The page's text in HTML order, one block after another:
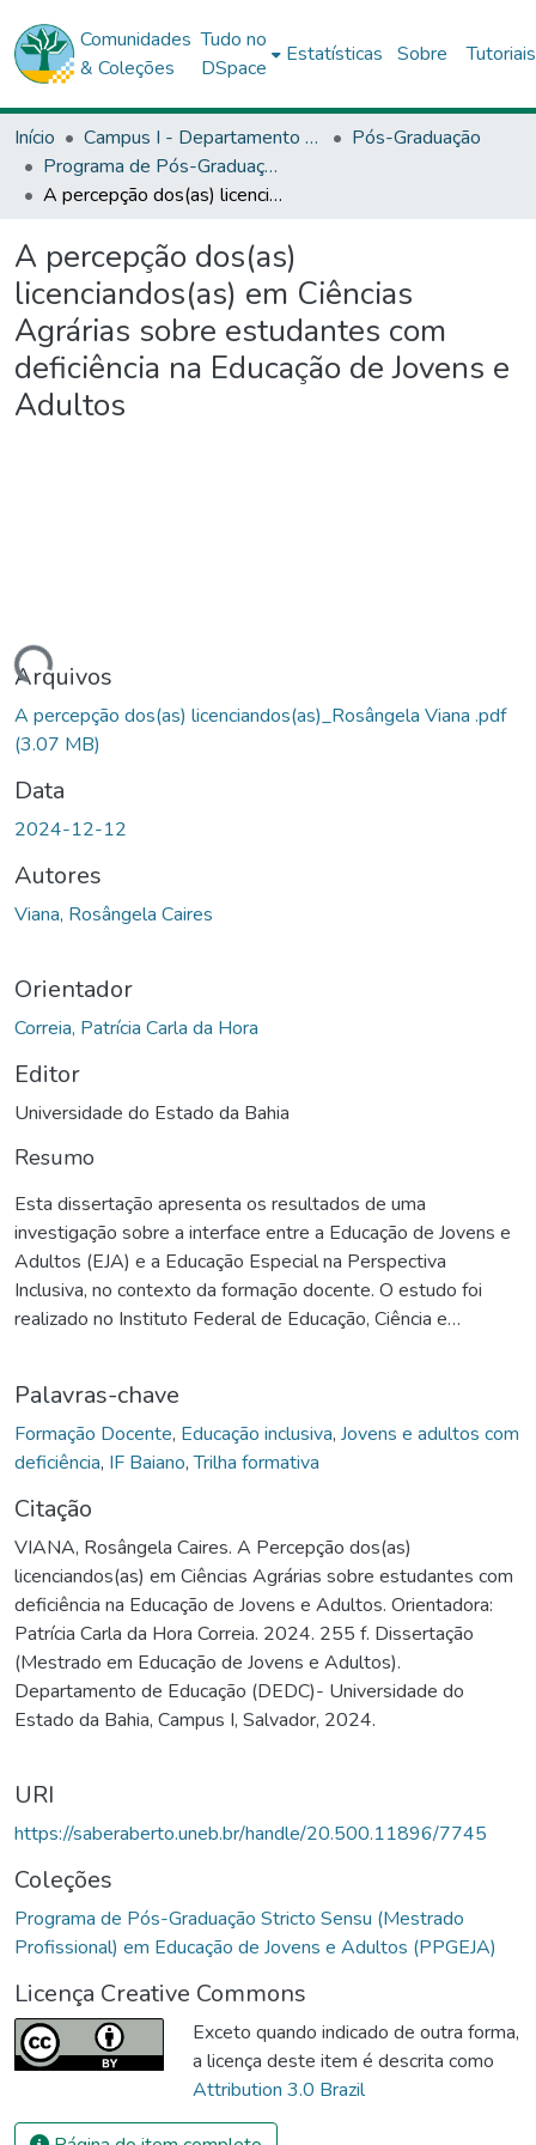
Comunidades
& Coleções
Tudo no
DSpace
Estatísticas Sobre Tutoriais
Início Campus I - Departamento de Educação (DEDC) - Salvador
Pós-Graduação
Programa de Pós-Graduação Stricto Sensu (Mestrado Profissional) em Educação de Jovens e Adultos (PPGEJA)
A percepção dos(as) licenciandos(as) em Ciências Agrárias sobre estudantes com deficiência na Educação de Jovens e Adultos
A percepção dos(as)
licenciandos(as) em Ciências
Agrárias sobre estudantes com
deficiência na Educação de Jovens e
Adultos
Arquivos
A percepção dos(as) licenciandos(as)_Rosângela Viana .pdf
(3.07 MB)
Data
2024-12-12
Autores
Viana, Rosângela Caires
Orientador
Correia, Patrícia Carla da Hora
Editor
Universidade do Estado da Bahia
Resumo
Esta dissertação apresenta os resultados de uma
investigação sobre a interface entre a Educação de Jovens e
Adultos (EJA) e a Educação Especial na Perspectiva
Inclusiva, no contexto da formação docente. O estudo foi
realizado no Instituto Federal de Educação, Ciência e
curso de Licenciatura em Ciências Agrárias (LCA). A questão
norteadora foi: como os(as) estudantes do curso de
Licenciatura em Ciências Agrárias, do IF Baiano, campus
deficiência na EJA? O objetivo geral constituiu em
compreender a percepção do(a) licenciando(a) em Ciências
Agrárias em relação ao discente com deficiência na EJA, com
vistas à criação de uma trilha formativa para estudantes de
licenciatura. Para alcançar os objetivos propostos, adotou-se
a abordagem qualitativa e, como estratégia metodológica, a
pesquisa-ação (Thiollent, 2011). As técnicas e instrumentos
utilizados para a produção dos dados incluíram observação,
discussão dos resultados foram conduzidas com base na
análise microgenética, inspirada na abordagem histórico-
cultural de Vygotsky (1991; 2021). A pesquisa revelou
lacunas na formação docente dos(as) licenciandos(as),
especialmente em relação à percepção sobre estudantes
com deficiência na EJA, e apontou desafios enfrentados
durante os estágios supervisionados com discentes que
apresentam necessidades específicas. Além disso,
evidenciou que a ausência de um componente curricular que
contemple as especificidades da EJA interfere tanto no
reconhecimento da identidade do curso quanto na escolha
dos(as) licenciandos(as) para realizar o estágio na
Palavras-chave
Formação Docente, Educação inclusiva, Jovens e adultos com
deficiência, IF Baiano,Trilha formativa
Citação
VIANA, Rosângela Caires. A Percepção dos(as)
licenciandos(as) em Ciências Agrárias sobre estudantes com
deficiência na Educação de Jovens e Adultos. Orientadora:
Patrícia Carla da Hora Correia. 2024. 255 f. Dissertação
(Mestrado em Educação de Jovens e Adultos).
Departamento de Educação (DEDC)- Universidade do
Estado da Bahia, Campus I, Salvador, 2024.
URI
https://saberaberto.uneb.br/handle/20.500.11896/7745
Coleções
Programa de Pós-Graduação Stricto Sensu (Mestrado
Profissional) em Educação de Jovens e Adultos (PPGEJA)
Licença Creative Commons
Exceto quando indicado de outra forma,
a licença deste item é descrita como
Attribution 3.0 Brazil